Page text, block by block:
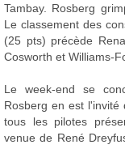
Tambay. Rosberg
Le classement des
(25 pts) précède
Cosworth et Williams-
Le week-end se
Rosberg en est l'invité
tous les pilotes
venue de René